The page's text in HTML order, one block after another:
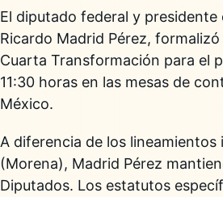
El diputado federal y presidente
Ricardo Madrid Pérez,
Cuarta Transformación para el
11:30 horas en las mesas de
México.
A diferencia de los
(Morena), Madrid Pérez
Diputados. Los estatutos